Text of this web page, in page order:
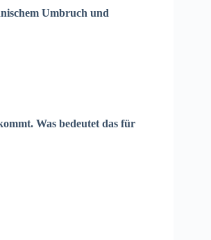
Umbruch und
Was bedeutet das für